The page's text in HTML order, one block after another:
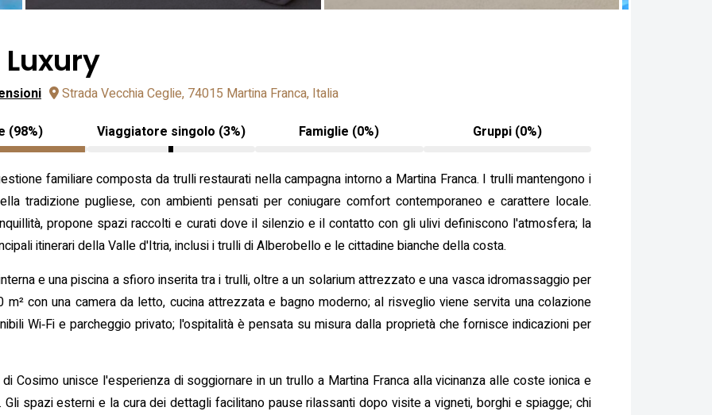
Strada Vecchia Ceglie, 74015 Martina Franca, Italia
(98%)
Viaggiatore singolo (3%) Famiglie (0%) Gruppi (0%)
familiare composta da trulli restaurati nella campagna intorno a Martina Franca. I trulli mantengono i
tradizione pugliese, con ambienti pensati per coniugare comfort contemporaneo e carattere locale.
propone spazi raccolti e curati dove il silenzio e il contatto con gli ulivi definiscono l'atmosfera; la
itinerari della Valle d'Itria, inclusi i trulli di Alberobello e le cittadine bianche della costa.
e una piscina a sfioro inserita tra i trulli, oltre a un solarium attrezzato e una vasca idromassaggio per
con una camera da letto, cucina attrezzata e bagno moderno; al risveglio viene servita una colazione
Wi‑Fi e parcheggio privato; l'ospitalità è pensata su misura dalla proprietà che fornisce indicazioni per
Cosimo unisce l'esperienza di soggiornare in un trullo a Martina Franca alla vicinanza alle coste ionica e
spazi esterni e la cura dei dettagli facilitano pause rilassanti dopo visite a vigneti, borghi e spiagge; chi